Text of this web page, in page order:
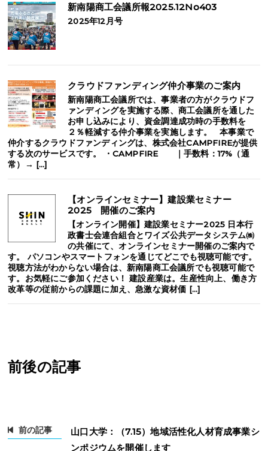
新南陽商工会議所報2025.12No403
2025年12月号
クラウドファンディング仲介事業のご案内
新南陽商工会議所では、事業者の方がクラウドフ
ァンディングを実施する際、商工会議所を通した
お申し込みにより、資金調達成功時の手数料を
２％軽減する仲介事業を実施します。 本事業で
仲介するクラウドファンディングは、株式会社CAMPFIREが提供
する次のサービスです。 ・CAMPFIRE ｜手数料：17%（通
常）→ […]
【オンラインセミナー】建設業セミナー
2025 開催のご案内
【オンライン開催】建設業セミナー2025 日本行
政書士会連合組合とワイズ公共データシステム㈱
の共催にて、オンラインセミナー開催のご案内で
す。 パソコンやスマートフォンを通じてどこでも視聴可能です。
視聴方法がわからない場合は、新南陽商工会議所でも視聴可能で
す。お気軽にご参加ください！ 建設産業は。生産性向上、働き方
改革等の従前からの課題に加え、急激な資材価 […]
前後の記事
前の記事
山口大学：（7.15）地域活性化人材育成事業シ
ンポジウムを開催します